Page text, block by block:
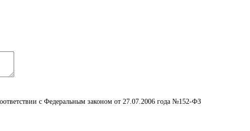
с Федеральным законом от 27.07.2006 года №152-ФЗ